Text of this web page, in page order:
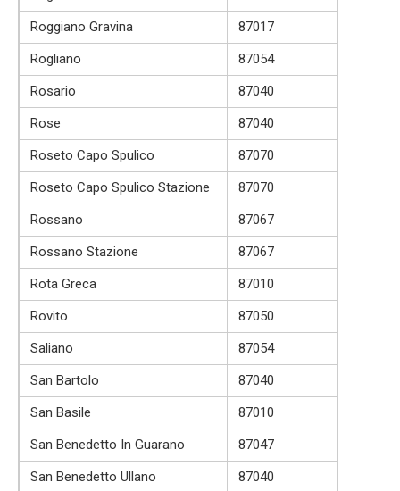
Roggiano Gravina
87017
Rogliano
87054
Rosario
87040
Rose
87040
Roseto Capo Spulico
87070
Roseto Capo Spulico Stazione
87070
Rossano
87067
Rossano Stazione
87067
Rota Greca
87010
Rovito
87050
Saliano
87054
San Bartolo
87040
San Basile
87010
San Benedetto In Guarano
87047
San Benedetto Ullano
87040